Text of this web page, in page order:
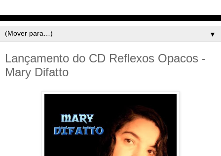
▼
Lançamento do CD Reflexos Opacos -
Mary Difatto